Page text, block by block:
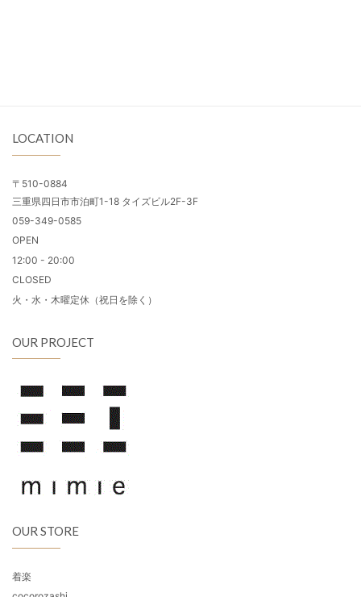
LOCATION
〒510-0884
三重県四日市市泊町1-18 タイズビル2F-3F
059-349-0585
OPEN
12:00 - 20:00
CLOSED
火・水・木曜定休（祝日を除く）
OUR PROJECT
OUR STORE
着楽